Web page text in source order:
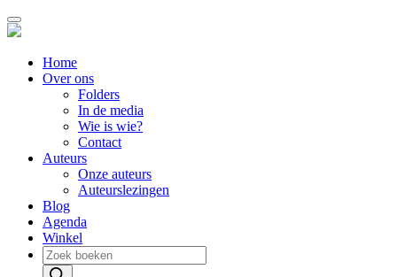
Home
Over ons
Folders
In de media
Wie is wie?
Contact
Auteurs
Onze auteurs
Auteurslezingen
Blog
Agenda
Winkel
Producten
zoeken